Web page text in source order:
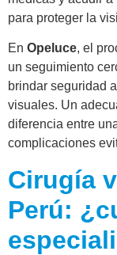
para proteger la
En Opeluce, el
un seguimiento
brindar seguridad
visuales. Un
diferencia entre
complicaciones
Cirugía
Perú: